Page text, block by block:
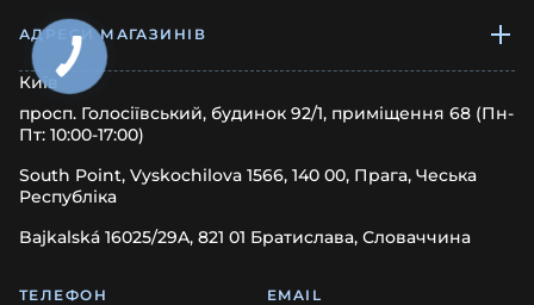
АДРЕСИ МАГАЗИНІВ
Київ
просп. Голосіївський, будинок 92/1, приміщення 68 (Пн-
Пт: 10:00-17:00)
South Point, Vyskochilova 1566, 140 00, Прага, Чеська
Республіка
Bajkalská 16025/29A, 821 01 Братислава, Словаччина
ТЕЛЕФОН EMAIL